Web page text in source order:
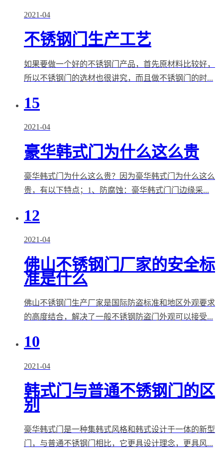
2021-04
不锈钢门生产工艺
如果要做一个好的不锈钢门产品，首先原材料比较好，
所以不锈钢门的选材也很讲究，而且做不锈钢门的时...
15
2021-04
豪华韩式门为什么这么贵
豪华韩式门为什么这么贵？因为豪华韩式门为什么这么
贵，有以下特点；1、防腐蚀：豪华韩式门门边缘采...
12
2021-04
佛山不锈钢门厂家的安全标
准是什么
佛山不锈钢门生产厂家是国际防盗标准和地区外观要求
的高度结合，解决了一般不锈钢防盗门外观可以接受...
10
2021-04
韩式门与普通不锈钢门的区
别
豪华韩式门是一种集韩式风格和韩式设计于一体的新型
门，与普通不锈钢门相比，它更具设计理念，更具风...